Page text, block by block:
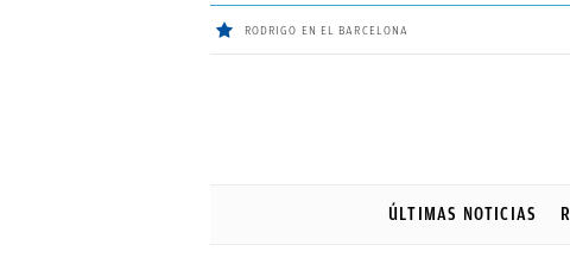
RODRIGO EN EL BARCELONA
ÚLTIMAS NOTICIAS